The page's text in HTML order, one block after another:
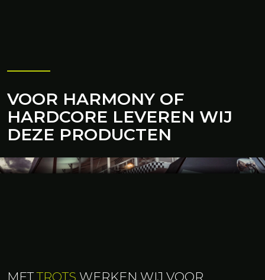
VOOR HARMONY OF
HARDCORE LEVEREN WIJ
DEZE PRODUCTEN
DUBBELDEKKER
METTROTS WERKEN WIJ VOOR